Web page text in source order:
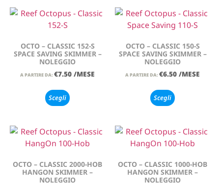
OCTO – CLASSIC 152-S
SPACE SAVING SKIMMER –
NOLEGGIO
A PARTIRE DA: €7.50 /MESE
Scegli
OCTO – CLASSIC 150-S
SPACE SAVING SKIMMER –
NOLEGGIO
A PARTIRE DA: €6.50 /MESE
Scegli
OCTO – CLASSIC 2000-HOB
HANGON SKIMMER –
NOLEGGIO
OCTO – CLASSIC 1000-HOB
HANGON SKIMMER –
NOLEGGIO